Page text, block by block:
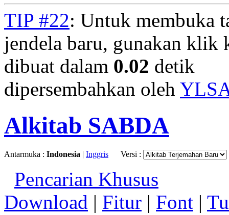
TIP #22: Untuk membuka
jendela baru, gunakan klik
dibuat dalam 0.02 detik
dipersembahkan oleh
Alkitab SABDA
Antarmuka : Indonesia | Inggris Versi :
Pencarian Khusus
Download | Fitur | Font |